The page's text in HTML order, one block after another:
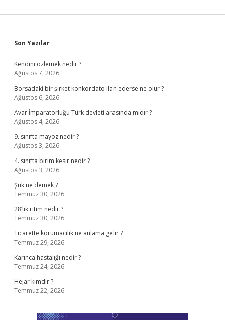
Sidebar
Son Yazılar
Kendini özlemek nedir ?
Ağustos 7, 2026
Borsadaki bir şirket konkordato ilan ederse ne olur ?
Ağustos 6, 2026
Avar İmparatorluğu Türk devleti arasında mıdır ?
Ağustos 4, 2026
9. sınıfta mayoz nedir ?
Ağustos 3, 2026
4. sınıfta birim kesir nedir ?
Ağustos 3, 2026
Şuk ne demek ?
Temmuz 30, 2026
28’lik ritim nedir ?
Temmuz 30, 2026
Ticarette korumacilik ne anlama gelir ?
Temmuz 29, 2026
Karınca hastalığı nedir ?
Temmuz 24, 2026
Hejar kimdir ?
Temmuz 22, 2026